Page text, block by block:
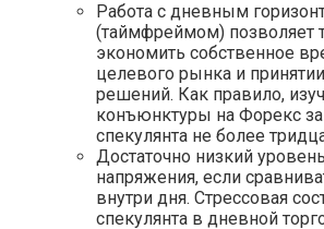
Работа с дневным
(таймфреймом) позволяет
экономить собственное
целевого рынка и
решений. Как правило,
конъюнктуры на Форекс
спекулянта не более
Достаточно низкий
напряжения, если
внутри дня. Стрессовая
спекулянта в дневной